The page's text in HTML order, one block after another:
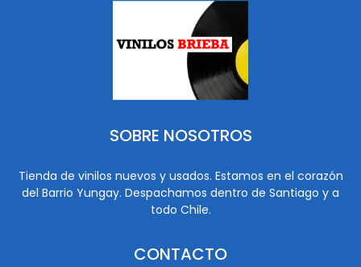
SOBRE NOSOTROS
Tienda de vinilos nuevos y usados. Estamos en el corazón
del Barrio Yungay. Despachamos dentro de Santiago y a
todo Chile.
CONTACTO